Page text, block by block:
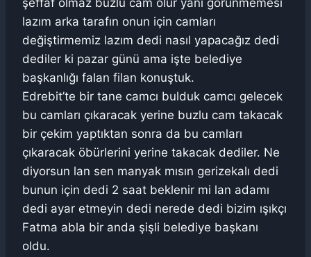
şeffaf olmaz buzlu cam olur yani görünmemesi
lazım arka tarafın onun için camları
değiştirmemiz lazım dedi nasıl yapacağız dedi
dediler ki pazar günü ama işte belediye
başkanlığı falan filan konuştuk.
Edrebit’te bir tane camcı bulduk camcı gelecek
bu camları çıkaracak yerine buzlu cam takacak
bir çekim yaptıktan sonra da bu camları
çıkaracak öbürlerini yerine takacak dediler. Ne
diyorsun lan sen manyak mısın gerizekalı dedi
bunun için dedi 2 saat beklenir mi lan adamı
dedi ayar etmeyin dedi nerede dedi bizim ışıkçı
Fatma abla bir anda şişli belediye başkanı
oldu.